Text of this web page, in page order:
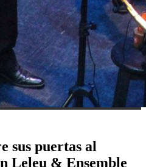
sus puertas al
Leleu & Ensemble